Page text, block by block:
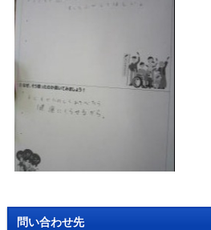
問い合わせ先